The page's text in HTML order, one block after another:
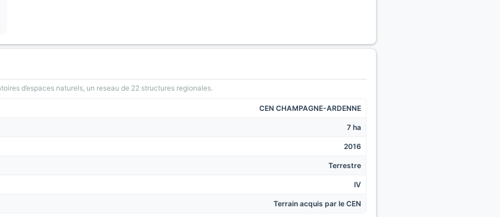
d’espaces naturels, un reseau de 22 structures regionales.
CEN CHAMPAGNE-ARDENNE
7 ha
2016
Terrestre
IV
Terrain acquis par le CEN